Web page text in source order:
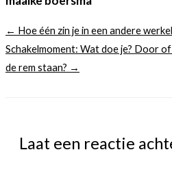
← Hoe één zin je in een andere
Schakelmoment: Wat doe je? Door
de rem staan? →
Laat een reactie